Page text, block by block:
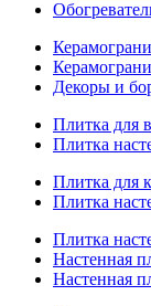
Декоры и
Плитка для
Плитка
Плитка для
Плитка
Плитка
Настенная
Настенная